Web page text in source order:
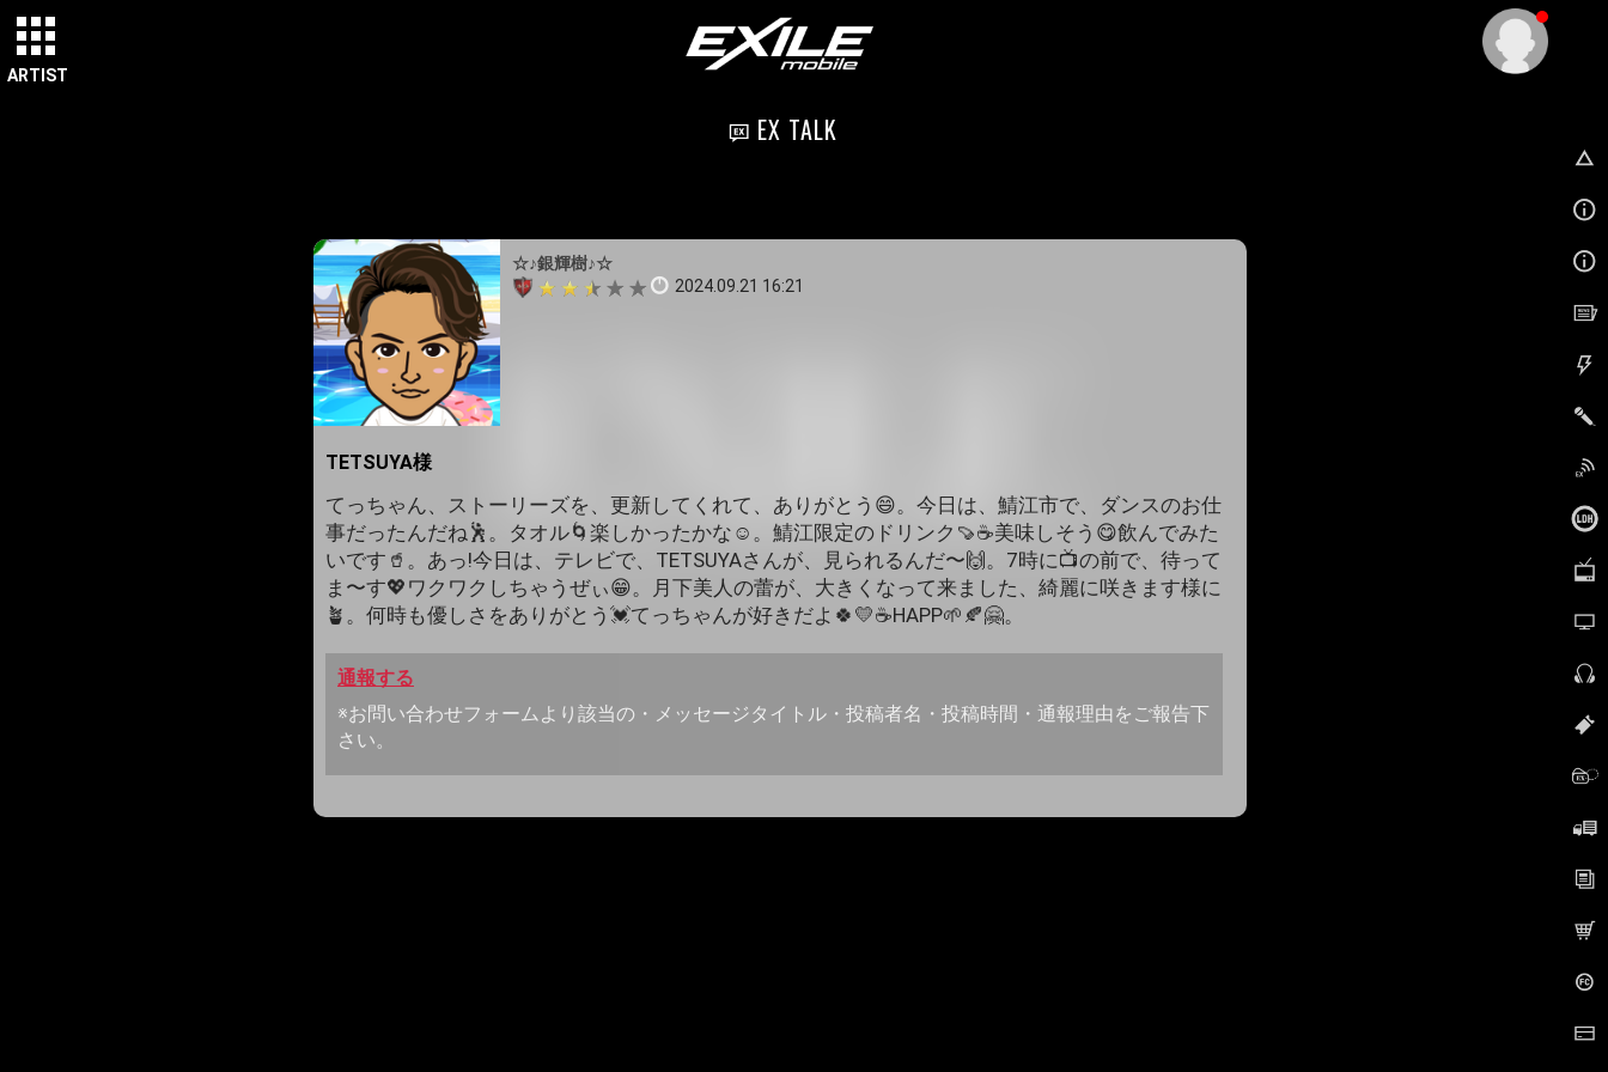
ARTIST
EX TALK
☆♪銀輝樹♪☆
2024.09.21 16:21
TETSUYA様
てっちゃん、ストーリーズを、更新してくれて、ありがとう😄。今日は、鯖江市で、ダンスのお仕
事だったんだね🕺。タオル🌀楽しかったかな☺️。鯖江限定のドリンク🍠☕美味しそう😋飲んでみた
いです🥤。あっ!今日は、テレビで、TETSUYAさんが、見られるんだ〜🙌。7時に📺の前で、待って
ま〜す💖ワクワクしちゃうぜぃ😁。月下美人の蕾が、大きくなって来ました、綺麗に咲きます様に
🪴。何時も優しさをありがとう💓てっちゃんが好きだよ🍀💛☕HAPP🌱🍂🤗。
通報する
※お問い合わせフォームより該当の・メッセージタイトル・投稿者名・投稿時間・通報理由をご報告下
さい。